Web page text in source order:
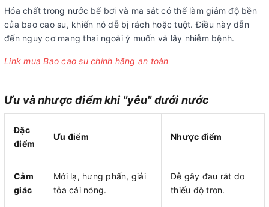
Hóa chất trong nước bể bơi và ma sát có thể làm giảm độ bền
của bao cao su, khiến nó dễ bị rách hoặc tuột. Điều này dẫn
đến nguy cơ mang thai ngoài ý muốn và lây nhiễm bệnh.
Link mua Bao cao su chính hãng an toàn
Ưu và nhược điểm khi "yêu" dưới nước
Đặc
điểm
Ưu điểm Nhược điểm
Cảm
giác
Mới lạ, hưng phấn, giải
tỏa cái nóng.
Dễ gây đau rát do
thiếu độ trơn.